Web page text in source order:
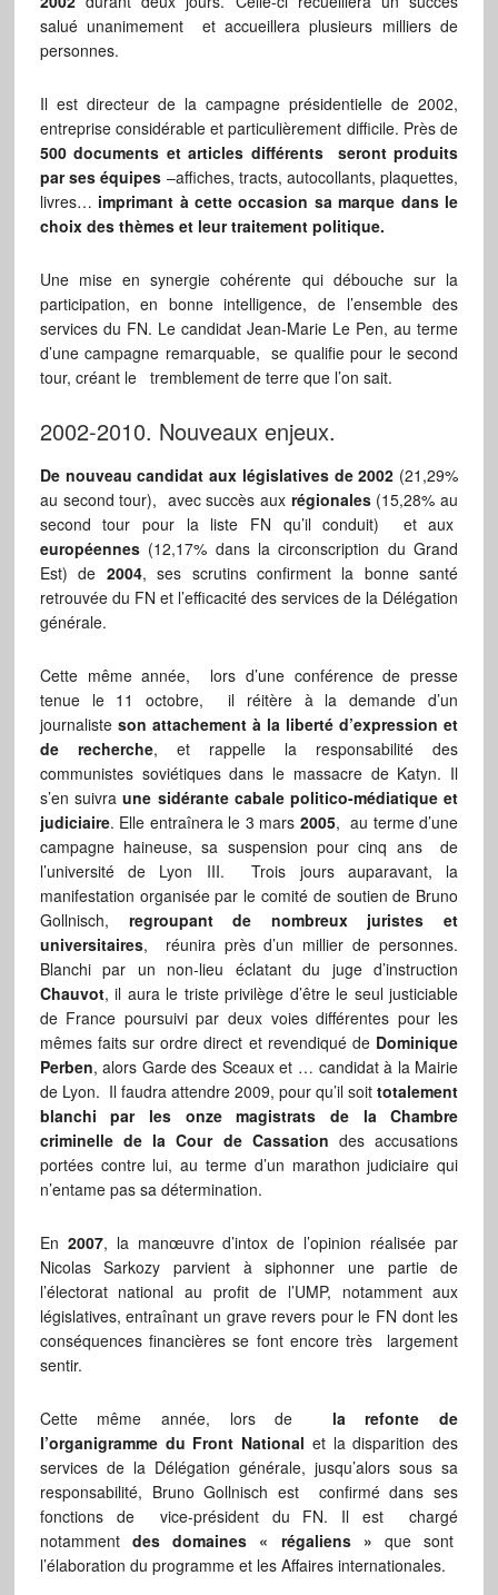
salué unanimement et accueillera plusieurs milliers de
personnes.
Il est directeur de la campagne présidentielle de 2002,
entreprise considérable et particulièrement difficile. Près de
500 documents et articles différents seront produits
par ses équipes –affiches, tracts, autocollants, plaquettes,
livres… imprimant à cette occasion sa marque dans le
choix des thèmes et leur traitement politique.
Une mise en synergie cohérente qui débouche sur la
participation, en bonne intelligence, de l’ensemble des
services du FN. Le candidat Jean-Marie Le Pen, au terme
d’une campagne remarquable, se qualifie pour le second
tour, créant le tremblement de terre que l’on sait.
2002-2010. Nouveaux enjeux.
De nouveau candidat aux législatives de 2002 (21,29%
au second tour), avec succès aux régionales (15,28% au
second tour pour la liste FN qu’il conduit) et aux
européennes(12,17% dans la circonscription du Grand
Est) de 2004, ses scrutins confirment la bonne santé
retrouvée du FN et l’efficacité des services de la Délégation
générale.
Cette même année, lors d’une conférence de presse
tenue le 11 octobre, il réitère à la demande d’un
journaliste son attachement à la liberté d’expression et
de recherche, et rappelle la responsabilité des
communistes soviétiques dans le massacre de Katyn. Il
s’en suivraune sidérante cabale politico-médiatique et
judiciaire. Elle entraînera le 3 mars2005, au terme d’une
campagne haineuse, sa suspension pour cinq ans de
l’université de Lyon III. Trois jours auparavant, la
manifestation organisée par le comité de soutien de Bruno
Gollnisch, regroupant de nombreux juristes et
universitaires, réunira près d’un millier de personnes.
Blanchi par un non-lieu éclatant du juge d’instruction
Chauvot, il aura le triste privilège d’être le seul justiciable
de France poursuivi par deux voies différentes pour les
mêmes faits sur ordre direct et revendiqué de Dominique
Perben, alors Garde des Sceaux et … candidat à la Mairie
de Lyon. Il faudra attendre 2009, pour qu’il soittotalement
blanchi par les onze magistrats de la Chambre
criminelle de la Cour de Cassation des accusations
portées contre lui, au terme d’un marathon judiciaire qui
n’entame pas sa détermination.
En 2007, la manœuvre d’intox de l’opinion réalisée par
Nicolas Sarkozy parvient à siphonner une partie de
l’électorat national au profit de l’UMP, notamment aux
législatives, entraînant un grave revers pour le FN dont les
conséquences financières se font encore très largement
sentir.
Cette même année, lors de la refonte de
l’organigramme du Front National et la disparition des
services de la Délégation générale, jusqu’alors sous sa
responsabilité, Bruno Gollnisch est confirmé dans ses
fonctions de vice-président du FN. Il est chargé
notammentdes domaines « régaliens » que sont
l’élaboration du programme et les Affaires internationales.